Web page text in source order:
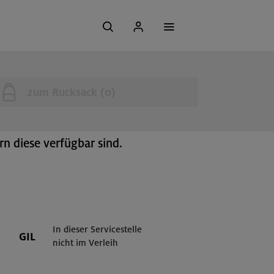
diese verfügbar sind.
GIL
In dieser Servicestelle
nicht im Verleih